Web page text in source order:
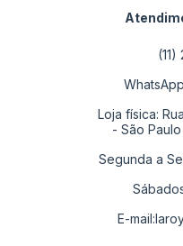
Loja física:
- São
Segunda a
E-mail: